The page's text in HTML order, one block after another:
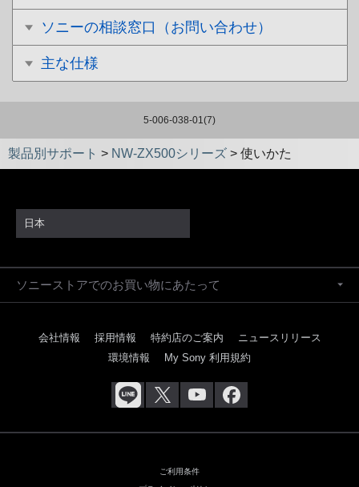
ソニーの相談窓口（お問い合わせ）
主な仕様
5-006-038-01(7)
製品別サポート > NW-ZX500シリーズ > 使いかた
日本
ソニーストアでのお買い物にあたって
会社情報 採用情報 特約店のご案内
ニュースリリース
環境情報
My Sony 利用規約
ご利用条件